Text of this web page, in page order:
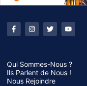
Qui Sommes-Nous ?
Ils Parlent de Nous !
Nous Rejoindre